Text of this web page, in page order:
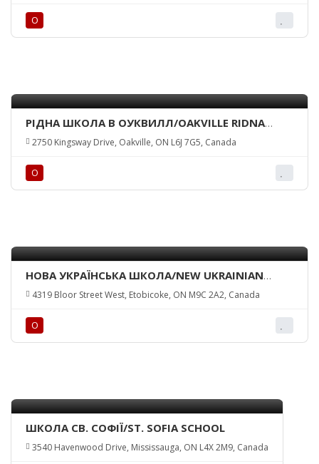
О
РІДНА ШКОЛА В ОУКВИЛЛ/OAKVILLE RIDNA
SHKOLA
2750 Kingsway Drive, Oakville, ON L6J 7G5, Canada
О
НОВА УКРАЇНСЬКА ШКОЛА/NEW UKRAINIAN
LANGUAGE SCHOOL
4319 Bloor Street West, Etobicoke, ON M9C 2A2, Canada
О
ШКОЛА СВ. СОФІЇ/ST. SOFIA SCHOOL
3540 Havenwood Drive, Mississauga, ON L4X 2M9, Canada